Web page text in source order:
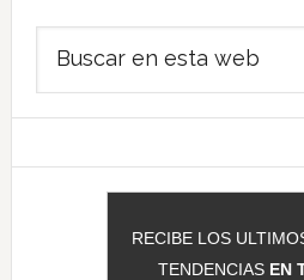
Barra
lateral
principal
RECIBE LOS
TENDENCIAS EN